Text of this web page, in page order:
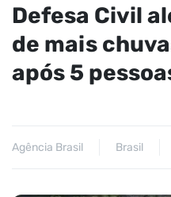
Defesa Civil
de mais
após 5
Agência Brasil Brasil